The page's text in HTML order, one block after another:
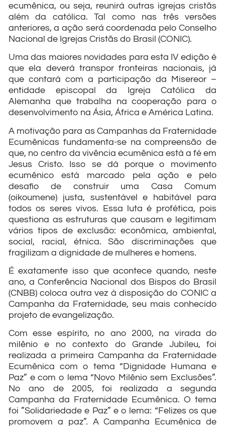
ecumênica, ou seja, reunirá outras igrejas cristãs
além da católica. Tal como nas três versões
anteriores, a ação será coordenada pelo Conselho
Nacional de Igrejas Cristãs do Brasil (CONIC).
Uma das maiores novidades para esta IV edição é
que ela deverá transpor fronteiras nacionais, já
que contará com a participação da Misereor –
entidade episcopal da Igreja Católica da
Alemanha que trabalha na cooperação para o
desenvolvimento na Ásia, África e América Latina.
A motivação para as Campanhas da Fraternidade
Ecumênicas fundamenta-se na compreensão de
que, no centro da vivência ecumênica está a fé em
Jesus Cristo. Isso se dá porque o movimento
ecumênico está marcado pela ação e pelo
desafio de construir uma Casa Comum
(oikoumene) justa, sustentável e habitável para
todos os seres vivos. Essa luta é profética, pois
questiona as estruturas que causam e legitimam
vários tipos de exclusão: econômica, ambiental,
social, racial, étnica. São discriminações que
fragilizam a dignidade de mulheres e homens.
É exatamente isso que acontece quando, neste
ano, a Conferência Nacional dos Bispos do Brasil
(CNBB) coloca outra vez à disposição do CONIC a
Campanha da Fraternidade, seu mais conhecido
projeto de evangelização.
Com esse espírito, no ano 2000, na virada do
milênio e no contexto do Grande Jubileu, foi
realizada a primeira Campanha da Fraternidade
Ecumênica com o tema “Dignidade Humana e
Paz” e com o lema “Novo Milênio sem Exclusões”.
No ano de 2005, foi realizada a segunda
Campanha da Fraternidade Ecumênica. O tema
foi ”Solidariedade e Paz” e o lema: “Felizes os que
promovem a paz”. A Campanha Ecumênica de